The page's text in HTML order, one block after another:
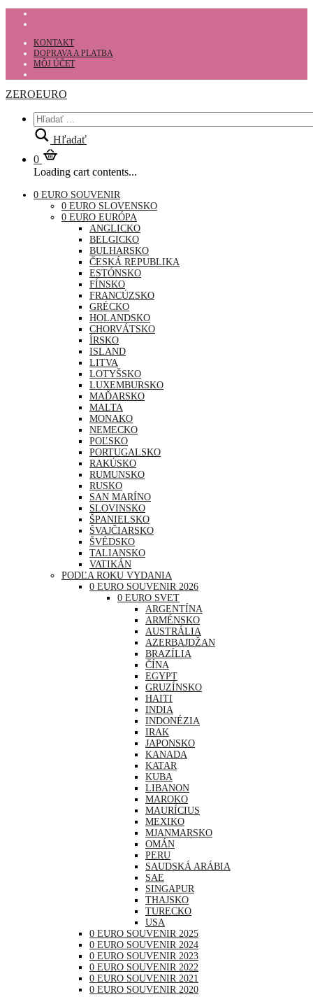
KONTAKT
DOPRAVA A PLATBA
MÔJ ÚČET
ZEROEURO
Hľadať
0
Loading cart contents...
0 EURO SOUVENIR
0 EURO SLOVENSKO
0 EURO EURÓPA
ANGLICKO
BELGICKO
BULHARSKO
ČESKÁ REPUBLIKA
ESTÓNSKO
FÍNSKO
FRANCÚZSKO
GRÉCKO
HOLANDSKO
CHORVÁTSKO
ÍRSKO
ISLAND
LITVA
LOTYŠSKO
LUXEMBURSKO
MAĎARSKO
MALTA
MONAKO
NEMECKO
POĽSKO
PORTUGALSKO
RAKÚSKO
RUMUNSKO
RUSKO
SAN MARÍNO
SLOVINSKO
ŠPANIELSKO
ŠVAJČIARSKO
ŠVÉDSKO
TALIANSKO
VATIKÁN
PODĽA ROKU VYDANIA
0 EURO SOUVENIR 2026
0 EURO SVET
ARGENTÍNA
ARMÉNSKO
AUSTRÁLIA
AZERBAJDŽAN
BRAZÍLIA
ČÍNA
EGYPT
GRUZÍNSKO
HAITI
INDIA
INDONÉZIA
IRAK
JAPONSKO
KANADA
KATAR
KUBA
LIBANON
MAROKO
MAURÍCIUS
MEXIKO
MJANMARSKO
OMÁN
PERU
SAUDSKÁ ARÁBIA
SAE
SINGAPUR
THAJSKO
TURECKO
USA
0 EURO SOUVENIR 2025
0 EURO SOUVENIR 2024
0 EURO SOUVENIR 2023
0 EURO SOUVENIR 2022
0 EURO SOUVENIR 2021
0 EURO SOUVENIR 2020